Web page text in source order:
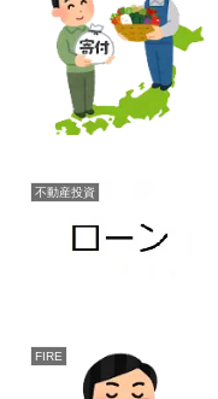
不動産投資
FIRE